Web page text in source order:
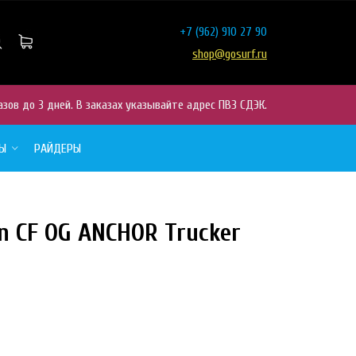
+7 (962) 910 27 90
shop@gosurf.ru
до 3 дней. В заказах указывайте адрес ПВЗ СДЭК.
РАЙДЕРЫ
OG ANCHOR Trucker